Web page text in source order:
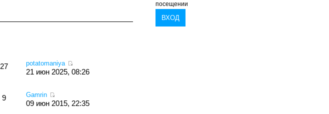
27 potatomaniya
21 июн 2025, 08:26
9 Gamrin
09 июн 2015, 22:35
посещении